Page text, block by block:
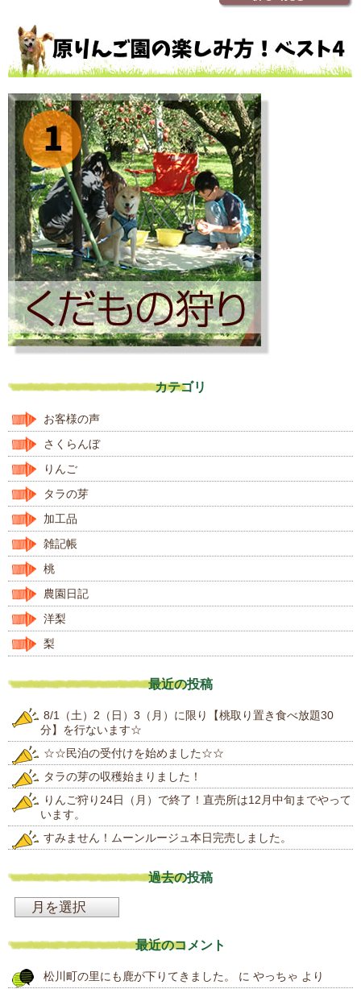
カテゴリ
お客様の声
さくらんぼ
りんご
タラの芽
加工品
雑記帳
桃
農園日記
洋梨
梨
最近の投稿
8/1（土）2（日）3（月）に限り【桃取り置き食べ放題30
分】を行ないます☆
☆☆民泊の受付けを始めました☆☆
タラの芽の収穫始まりました！
りんご狩り24日（月）で終了！直売所は12月中旬までやって
います。
すみません！ムーンルージュ本日完売しました。
過去の投稿
投
最近のコメント
松川町の里にも鹿が下りてきました。 に やっちゃ より